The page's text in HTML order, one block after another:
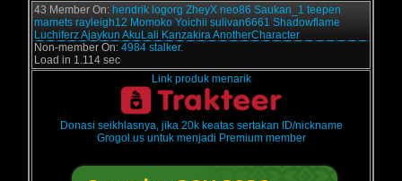
43 Member On: hendrik logorg ZheyX neo86 Saukan_1 teepen
mamets rayleigh12 Momoko Yoichii sulivan6661 Shadowflame
LuchiferzAjaykun AkuLali KanzakiraAnotherCharacter
Non-member On: 4984 stalker.
Load in 1.114 sec
Link produk menarik
Donasi seikhlasnya, jika 20k keatas sertakan ID/nickname
Grogol.us untuk menjadi Premium member